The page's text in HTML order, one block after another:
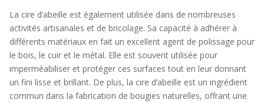
La cire d’abeille est également utilisée dans de nombreuses
activités artisanales et de bricolage. Sa capacité à adhérer à
différents matériaux en fait un excellent agent de polissage pour
le bois, le cuir et le métal. Elle est souvent utilisée pour
imperméabiliser et protéger ces surfaces tout en leur donnant
un fini lisse et brillant. De plus, la cire d’abeille est un ingrédient
commun dans la fabrication de bougies naturelles, offrant une